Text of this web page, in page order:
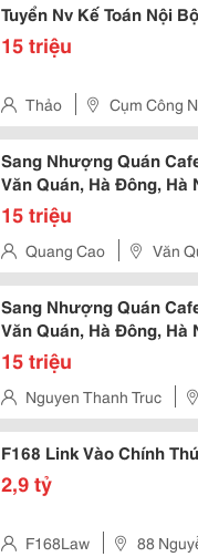
Tuyển Nv Kế Toán Nội
15 triệu
Thảo
Cụm Công
Nội
Sang Nhượng Quán
Văn Quán, Hà Đông, Hà
15 triệu
Quang Cao Văn
Sang Nhượng Quán
Văn Quán, Hà Đông, Hà
15 triệu
Nguyen Thanh Truc
F168 Link Vào Chính
2,9 tỷ
F168Law
88